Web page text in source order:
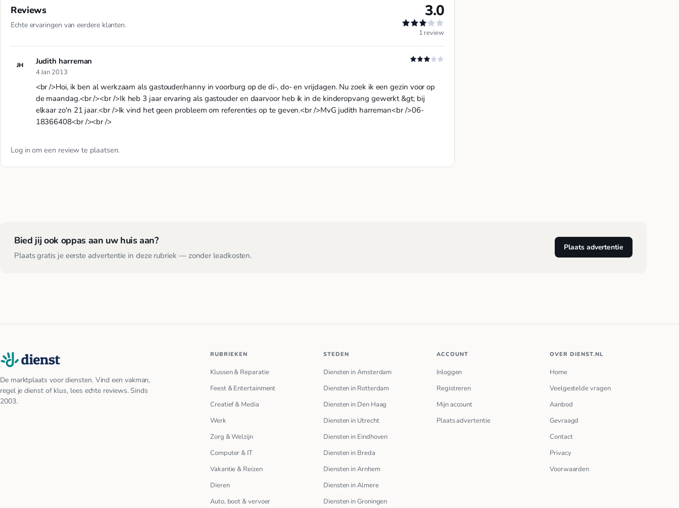
Reviews
Echte ervaringen van eerdere klanten.
3.0
1 review
JH Judith harreman
4 Jan 2013
<br />Hoi, ik ben al werkzaam als gastouder/nanny in voorburg op de di-, do- en vrijdagen. Nu zoek ik een gezin voor op
de maandag.<br /><br />Ik heb 3 jaar ervaring als gastouder en daarvoor heb ik in de kinderopvang gewerkt &gt; bij
elkaar zo'n 21 jaar.<br />Ik vind het geen probleem om referenties op te geven.<br />MvG judith harreman<br />06-
18366408<br /><br />
Log in om een review te plaatsen.
Bied jij ook oppas aan uw huis aan?
Plaats gratis je eerste advertentie in deze rubriek — zonder leadkosten.
Plaats advertentie
De marktplaats voor diensten. Vind een vakman,
regel je dienst of klus, lees echte reviews. Sinds
2003.
RUBRIEKEN
Klussen & Reparatie
Feest & Entertainment
Creatief & Media
Werk
Zorg & Welzijn
Computer & IT
Vakantie & Reizen
Dieren
Auto, boot & vervoer
STEDEN
Diensten in Amsterdam
Diensten in Rotterdam
Diensten in Den Haag
Diensten in Utrecht
Diensten in Eindhoven
Diensten in Breda
Diensten in Arnhem
Diensten in Almere
Diensten in Groningen
ACCOUNT
Inloggen
Registreren
Mijn account
Plaats advertentie
OVER DIENST.NL
Home
Veelgestelde vragen
Aanbod
Gevraagd
Contact
Privacy
Voorwaarden